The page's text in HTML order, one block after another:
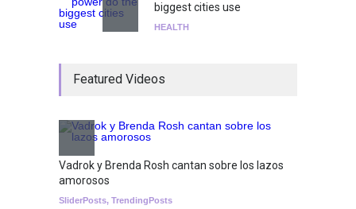
biggest cities use
HEALTH
el show de Richie O'Farrill
becoming a reality
Featured Videos
Vadrok y Brenda Rosh cantan sobre los lazos
amorosos
SliderPosts, TrendingPosts